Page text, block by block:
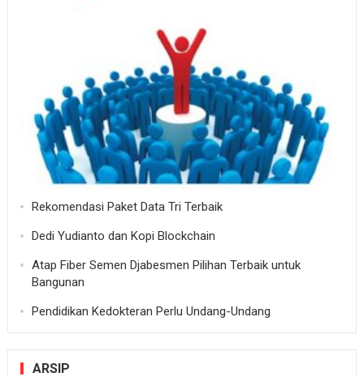
Rekomendasi Paket Data Tri Terbaik
Dedi Yudianto dan Kopi Blockchain
Atap Fiber Semen Djabesmen Pilihan Terbaik untuk
Bangunan
Pendidikan Kedokteran Perlu Undang-Undang
ARSIP